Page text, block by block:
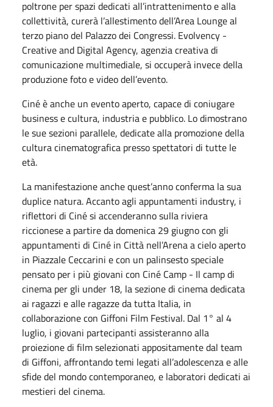
poltrone per spazi dedicati all’intrattenimento e alla
collettività, curerà l’allestimento dell’Area Lounge al
terzo piano del Palazzo dei Congressi. Evolvency -
Creative and Digital Agency, agenzia creativa di
comunicazione multimediale, si occuperà invece della
produzione foto e video dell’evento.
Ciné è anche un evento aperto, capace di coniugare
business e cultura, industria e pubblico. Lo dimostrano
le sue sezioni parallele, dedicate alla promozione della
cultura cinematografica presso spettatori di tutte le
età.
La manifestazione anche quest’anno conferma la sua
duplice natura. Accanto agli appuntamenti industry, i
riflettori di Ciné si accenderanno sulla riviera
riccionese a partire da domenica 29 giugno con gli
appuntamenti di Ciné in Città nell’Arena a cielo aperto
in Piazzale Ceccarini e con un palinsesto speciale
pensato per i più giovani con Ciné Camp - Il camp di
cinema per gli under 18, la sezione di cinema dedicata
ai ragazzi e alle ragazze da tutta Italia, in
collaborazione con Giffoni Film Festival. Dal 1° al 4
luglio, i giovani partecipanti assisteranno alla
proiezione di film selezionati appositamente dal team
di Giffoni, affrontando temi legati all’adolescenza e alle
sfide del mondo contemporaneo, e laboratori dedicati ai
mestieri del cinema.